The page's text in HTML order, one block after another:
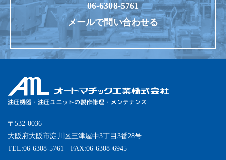
06-6308-5761
メールで問い合わせる
油圧機器・油圧ユニットの製作修理・メンテナンス
〒532-0036
大阪府大阪市淀川区三津屋中3丁目3番28号
TEL:06-6308-5761 FAX:06-6308-6945